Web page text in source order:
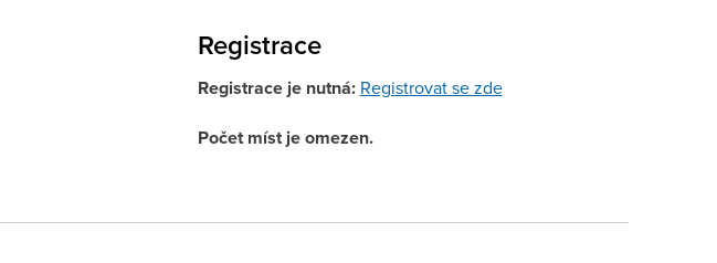
Registrace
Registrace je nutná: Registrovat se zde
Počet míst je omezen.